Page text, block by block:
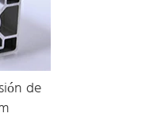
de